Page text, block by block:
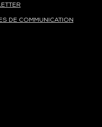
DE COMMUNICATION